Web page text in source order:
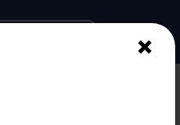
Köln-Weiden
×